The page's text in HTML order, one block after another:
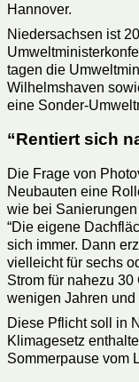
Hannover.
Niedersachsen ist
tagen die
Wilhelmshaven
eine Sonder-
“Rentiert sich
Die Frage von
Neubauten eine
wie bei
“Die eigene
sich immer. Dann
vielleicht für sechs
Strom für nahezu
wenigen Jahren und
Diese Pflicht soll in
Klimagesetz
Sommerpause vom